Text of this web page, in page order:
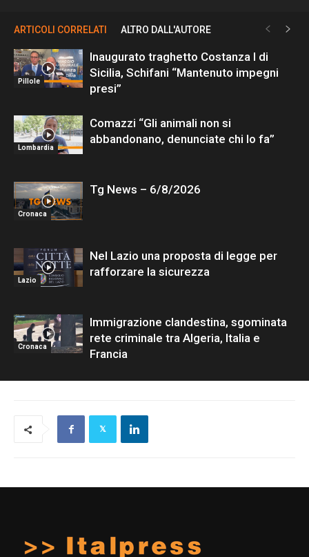
ARTICOLI CORRELATI ALTRO DALL'AUTORE
Pillole
Inaugurato traghetto Costanza I di
Sicilia, Schifani “Mantenuto impegni
presi”
Lombardia
Comazzi “Gli animali non si
abbandonano, denunciate chi lo fa”
Cronaca
Tg News – 6/8/2026
Lazio
Nel Lazio una proposta di legge per
rafforzare la sicurezza
Cronaca
Immigrazione clandestina, sgominata
rete criminale tra Algeria, Italia e
Francia